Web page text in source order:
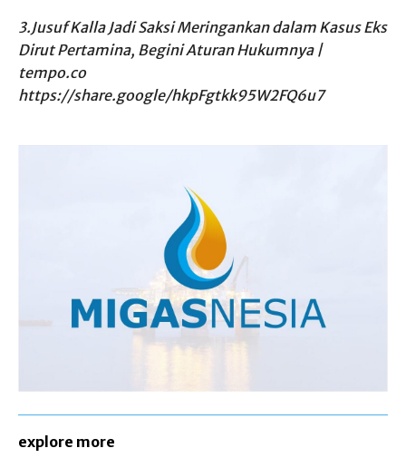
3.Jusuf Kalla Jadi Saksi Meringankan dalam Kasus Eks
Dirut Pertamina, Begini Aturan Hukumnya |
tempo.co
https://share.google/hkpFgtkk95W2FQ6u7
explore more